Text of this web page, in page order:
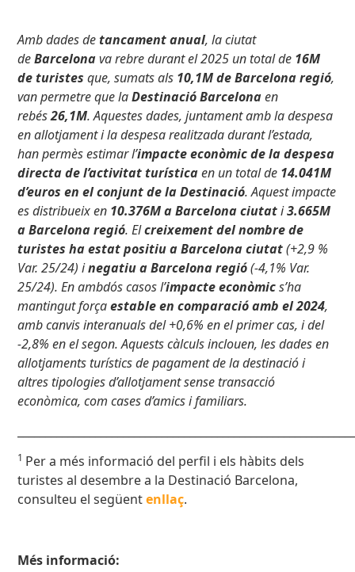
Amb dades detancament anual, la ciutat
deBarcelonava rebre durant el 2025 un total de 16M
de turistes que, sumats als 10,1M de Barcelona regió,
van permetre que laDestinació Barcelonaen
rebés26,1M. Aquestes dades, juntament amb la despesa
en allotjament i la despesa realitzada durant l’estada,
han permès estimar l’impacte econòmic de la despesa
directa de l’activitat turísticaen un total de 14.041M
d’euros en el conjunt de la Destinació. Aquest impacte
es distribueix en 10.376M a Barcelona ciutati3.665M
a Barcelona regió. Elcreixement del nombre de
turistes ha estat positiu a Barcelona ciutat(+2,9 %
Var. 25/24) inegatiu a Barcelona regió(-4,1% Var.
25/24). En ambdós casos l’impacte econòmics’ha
mantingut forçaestable en comparació amb el 2024,
amb canvis interanuals del +0,6% en el primer cas, i del
-2,8% en el segon. Aquests càlculs inclouen, les dades en
allotjaments turístics de pagament de la destinació i
altres tipologies d’allotjament sense transacció
econòmica, com cases d’amics i familiars.
1 Per a més informació del perfil i els hàbits dels
turistes al desembre a la Destinació Barcelona,
consulteu el següentenllaç.
Més informació: